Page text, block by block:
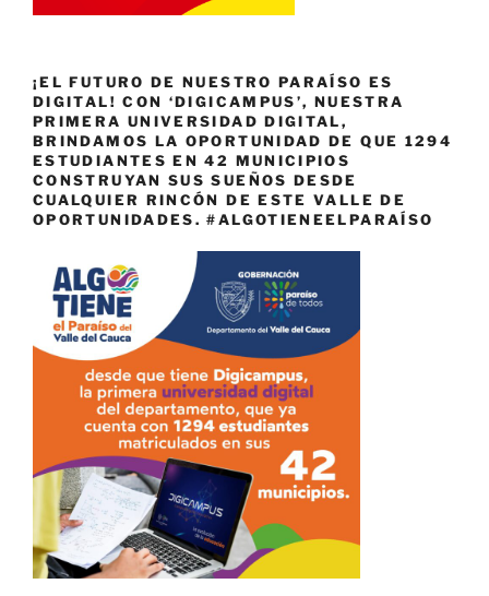
¡EL FUTURO DE NUESTRO PARAÍSO ES
DIGITAL! CON ‘DIGICAMPUS’, NUESTRA
PRIMERA UNIVERSIDAD DIGITAL,
BRINDAMOS LA OPORTUNIDAD DE QUE 1294
ESTUDIANTES EN 42 MUNICIPIOS
CONSTRUYAN SUS SUEÑOS DESDE
CUALQUIER RINCÓN DE ESTE VALLE DE
OPORTUNIDADES. #ALGOTIENEELPARAÍSO